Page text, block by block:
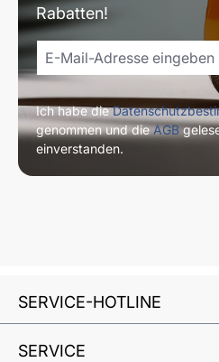
Rabatten!
Ich habe die
genommen und dieAGB
einverstanden.
SERVICE-HOTLINE
SERVICE